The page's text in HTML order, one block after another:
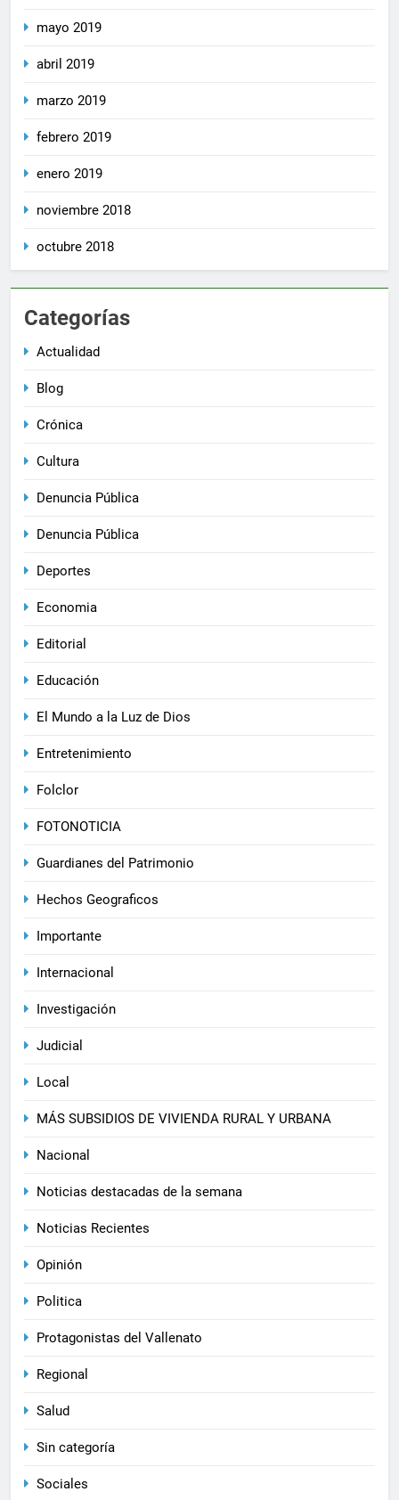
mayo 2019
abril 2019
marzo 2019
febrero 2019
enero 2019
noviembre 2018
octubre 2018
Categorías
Actualidad
Blog
Crónica
Cultura
Denuncia Pública
Denuncia Pública
Deportes
Economia
Editorial
Educación
El Mundo a la Luz de Dios
Entretenimiento
Folclor
FOTONOTICIA
Guardianes del Patrimonio
Hechos Geograficos
Importante
Internacional
Investigación
Judicial
Local
MÁS SUBSIDIOS DE VIVIENDA RURAL Y URBANA
Nacional
Noticias destacadas de la semana
Noticias Recientes
Opinión
Politica
Protagonistas del Vallenato
Regional
Salud
Sin categoría
Sociales